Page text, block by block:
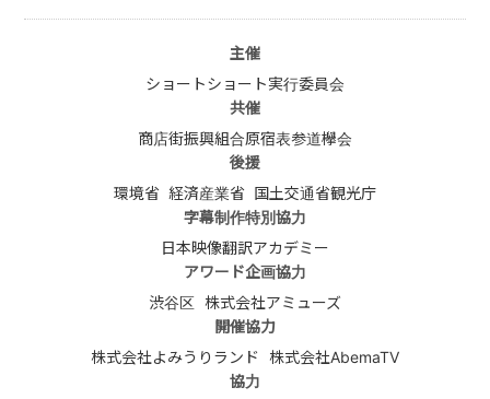
主催
ショートショート実行委員会
共催
商店街振興組合原宿表参道欅会
後援
環境省 経済産業省 国土交通省観光庁
字幕制作特別協力
日本映像翻訳アカデミー
アワード企画協力
渋谷区 株式会社アミューズ
開催協力
株式会社よみうりランド
株式会社AbemaTV
協力